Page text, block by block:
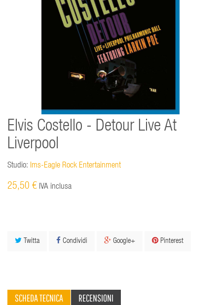
Elvis Costello - Detour Live At
Liverpool
Studio: Ims-Eagle Rock Entertainment
25,50 € IVA inclusa
Twitta Condividi Google+ Pinterest
SCHEDA TECNICA RECENSIONI